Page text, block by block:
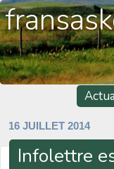
16 JUILLET 2014
Infolettre